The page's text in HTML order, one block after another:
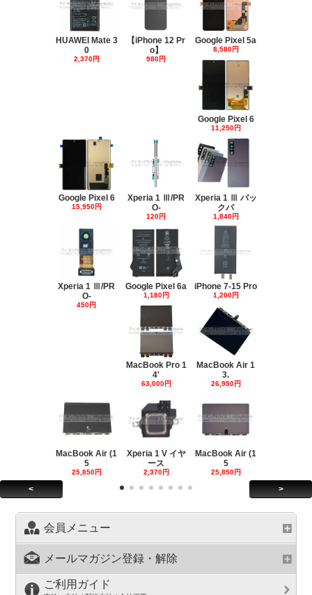
HUAWEI Mate 3
0
2,370円
【iPhone 12 Pr
o】
980円
Google Pixel 5a
8,580円
Google Pixel 6
11,250円
Google Pixel 6
15,950円
Xperia 1 Ⅲ/PR
O-
120円
Xperia 1 Ⅲ バッ
クパ
1,840円
Xperia 1 Ⅲ/PR
O-
450円
Google Pixel 6a
1,180円
iPhone 7-15 Pro
1,200円
MacBook Pro 1
4'
63,000円
MacBook Air 1
3.
26,950円
MacBook Air (1
5
25,850円
Xperia 1 V イヤ
ース
2,370円
MacBook Air (1
5
25,850円
< >
会員メニュー
メールマガジン登録・解除
ご利用ガイド